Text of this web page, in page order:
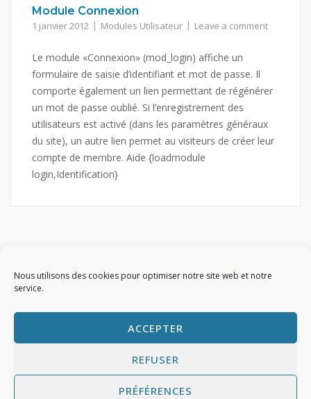
Nous utilisons des cookies pour optimiser notre site web et notre
service.
ACCEPTER
REFUSER
PRÉFÉRENCES
Module Connexion
1 janvier 2012 Modules Utilisateur Leave a comment
Le module «Connexion» (mod_login) affiche un
formulaire de saisie d’identifiant et mot de passe. Il
comporte également un lien permettant de régénérer
un mot de passe oublié. Si l’enregistrement des
utilisateurs est activé (dans les paramètres généraux
du site), un autre lien permet au visiteurs de créer leur
compte de membre. Aide {loadmodule
login,Identification}
PARTENAIRE DES PLUS GRANDS
FABRICANTS DU MARCHÉ